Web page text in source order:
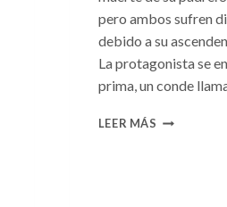
pero ambos sufren
debido a su
La protagonista se
prima, un conde
LEER MÁS CONSULTA